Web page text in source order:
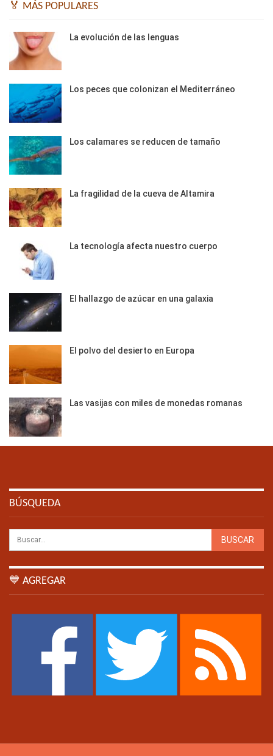
🏅 MÁS POPULARES
La evolución de las lenguas
Los peces que colonizan el Mediterráneo
Los calamares se reducen de tamaño
La fragilidad de la cueva de Altamira
La tecnología afecta nuestro cuerpo
El hallazgo de azúcar en una galaxia
El polvo del desierto en Europa
Las vasijas con miles de monedas romanas
BÚSQUEDA
💙 AGREGAR